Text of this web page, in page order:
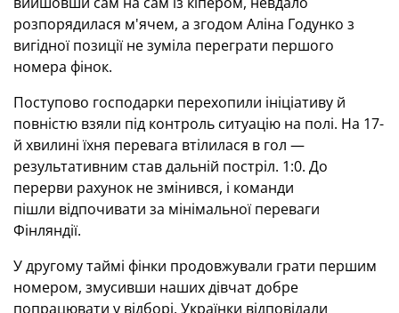
розпорядилася м'ячем, а згодом Аліна Годунко з
вигідної позиції не зуміла переграти першого
номера фінок.
Поступово господарки перехопили ініціативу й
повністю взяли під контроль ситуацію на полі. На 17-
й хвилині їхня перевага втілилася в гол —
результативним став дальній постріл. 1:0. До
перерви рахунок не змінився, і команди
пішли відпочивати за мінімальної переваги
Фінляндії.
У другому таймі фінки продовжували грати першим
номером, змусивши наших дівчат добре
попрацювати у відборі. Українки відповідали